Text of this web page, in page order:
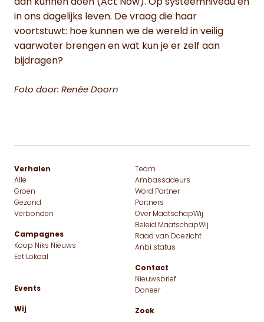
aan kunnen doen (Act Now). Op systeemniveau én
in ons dagelijks leven. De vraag die haar
voortstuwt: hoe kunnen we de wereld in veilig
vaarwater brengen en wat kun je er zelf aan
bijdragen?
Foto door: Renée Doorn
Verhalen
Alle
Groen
Gezond
Verbonden
Campagnes
Koop Niks Nieuws
Eet Lokaal
Events
Wij
Team
Ambassadeurs
Word Partner
Partners
Over MaatschapWij
Beleid MaatschapWij
Raad van Doezicht
Anbi status
Contact
Nieuwsbrief
Doneer
Zoek